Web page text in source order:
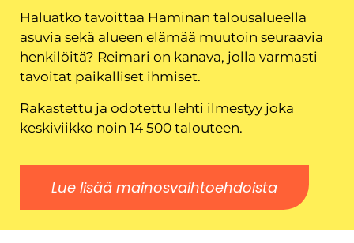
Haluatko tavoittaa Haminan talousalueella
asuvia sekä alueen elämää muutoin seuraavia
henkilöitä? Reimari on kanava, jolla varmasti
tavoitat paikalliset ihmiset.
Rakastettu ja odotettu lehti ilmestyy joka
keskiviikko noin 14 500 talouteen.
Lue lisää mainosvaihtoehdoista